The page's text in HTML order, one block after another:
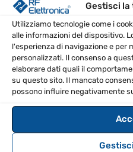
Gestisci
Utilizziamo tecnologie come i
alle informazioni del dispositivo.
l'esperienza di navigazione e per
personalizzati. Il consenso a
elaborare dati quali il
su questo sito. Il mancato
possono influire negativamente
Distorsione
armonica totale
potenza)
Risposta in
frequenza
± 1,0 dB
S/N Ratio
Inferiore